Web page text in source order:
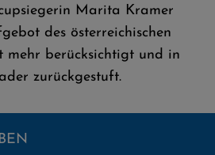
Marita Kramer
des österreichischen
mehr berücksichtigt und in
zurückgestuft.